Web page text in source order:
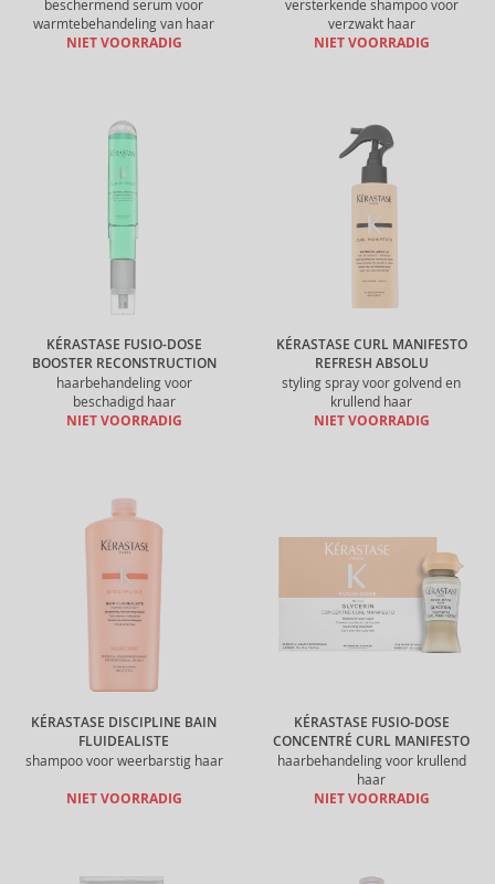
beschermend serum voor
warmtebehandeling van haar
NIET VOORRADIG
versterkende shampoo voor
verzwakt haar
NIET VOORRADIG
KÉRASTASE FUSIO-DOSE
BOOSTER RECONSTRUCTION
haarbehandeling voor
beschadigd haar
NIET VOORRADIG
KÉRASTASE CURL MANIFESTO
REFRESH ABSOLU
styling spray voor golvend en
krullend haar
NIET VOORRADIG
KÉRASTASE DISCIPLINE BAIN
FLUIDEALISTE
shampoo voor weerbarstig haar
NIET VOORRADIG
KÉRASTASE FUSIO-DOSE
CONCENTRÉ CURL MANIFESTO
haarbehandeling voor krullend
haar
NIET VOORRADIG